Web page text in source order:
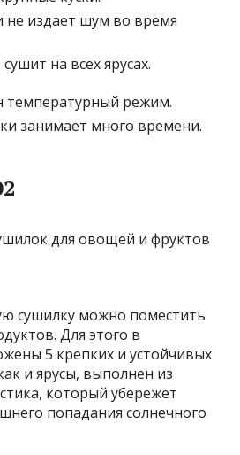
не издает шум во время
на всех ярусах.
температурный режим.
занимает много времени.
сушилку можно поместить
Для этого в
5 крепких и устойчивых
и ярусы, выполнен из
который убережет
попадания солнечного